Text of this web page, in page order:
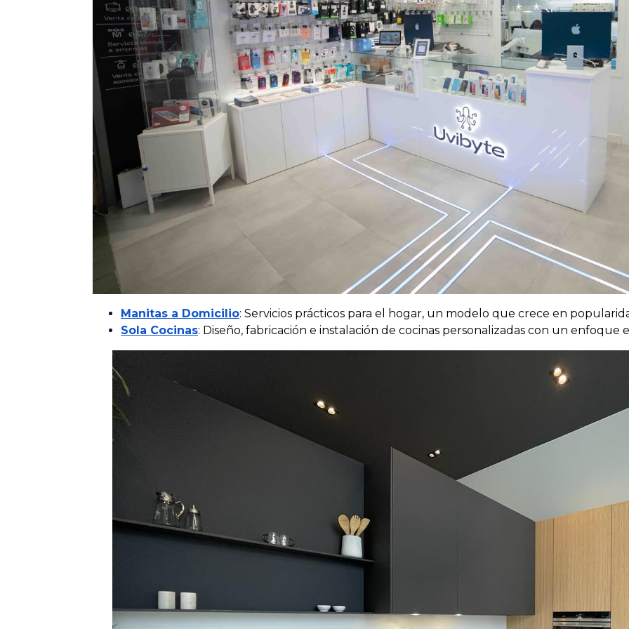
Manitas a Domicilio: Servicios prácticos para el hogar, un modelo que crece en
Sola Cocinas: Diseño, fabricación e instalación de cocinas personalizadas con un enfoque